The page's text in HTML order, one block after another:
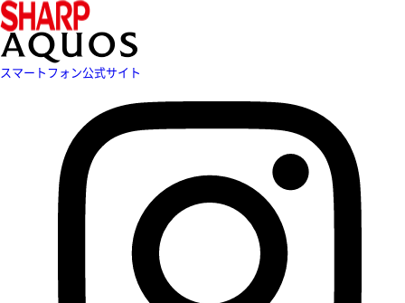
スマートフォン公式サイト